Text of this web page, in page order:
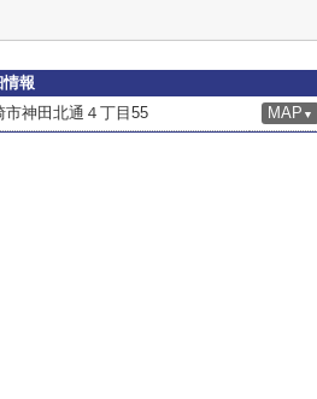
報
市神田北通４丁目55 MAP ▼